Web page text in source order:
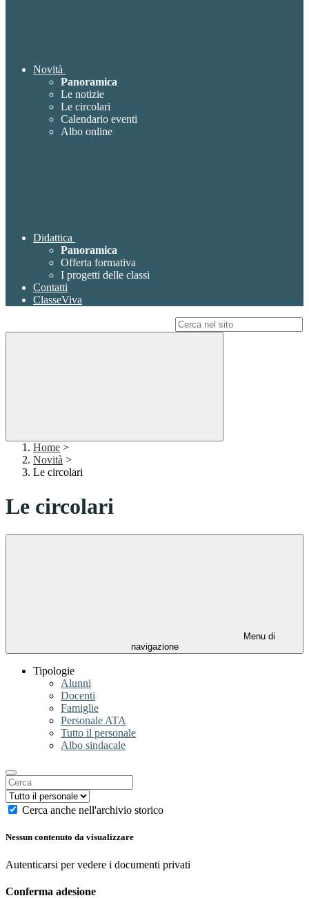
Novità
Panoramica
Le notizie
Le circolari
Calendario eventi
Albo online
Didattica
Panoramica
Offerta formativa
I progetti delle classi
Contatti
ClasseViva
Home >
Novità >
Le circolari
Le circolari
Menu di
navigazione
Tipologie
Alunni
Docenti
Famiglie
Personale ATA
Tutto il personale
Albo sindacale
Cerca anche nell'archivio storico
Nessun contenuto da visualizzare
Autenticarsi per vedere i documenti privati
Conferma adesione